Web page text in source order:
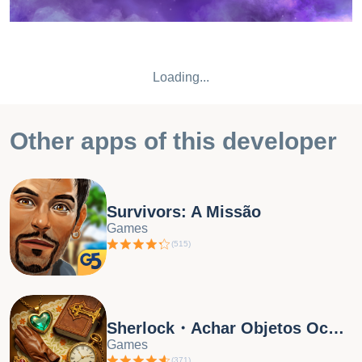
FASCINANTES A cidade está cheia de personagens
QUEBRA-CABEÇAS EM QUALQUER LUGAR Agora você
você pode levar esta aventura de objetos ocultos aonde quer
causaram o colapso da cidade. Baixe Twilight Land e
jornada mística hoje mesmo! Embora este jogo seja
absolutamente gratuito para jogar, você pode desbloquear
opcionais através de compras dentro do app. Você pode
as compras dentro do aplicativo usando as configurações do
dispositivo. Você pode curtir o jogo com ou sem conexão de
Internet. ____________________________ Jogo disponível
inglês, francês, alemão, italiano, japonês, coreano, russo,
simplificado, espanhol. ______________________________
Inscreva-se para receber um resumo semanal das novidades
Loading...
Other apps of this developer
Survivors: A Missão
Games
(515)
Sherlock・Achar Objetos Ocultos
Games
(371)